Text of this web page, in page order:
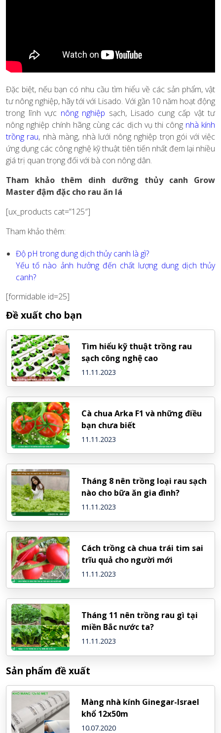
Đặc biệt, nếu bạn có nhu cầu tìm hiểu về các sản phẩm, vật
tư nông nghiệp, hãy tới với Lisado. Với gần 10 năm hoạt động
trong lĩnh vực nông nghiệp sạch, Lisado cung cấp vật tư
nông nghiệp chính hãng cùng các dịch vụ thi công nhà kính
trồng rau, nhà màng, nhà lưới nông nghiệp trọn gói với việc
ứng dụng các công nghệ kỹ thuật tiên tiến nhất đem lại nhiều
giá trị quan trọng đối với bà con nông dân.
Tham khảo thêm dinh dưỡng thủy canh Grow
Master đậm đặc cho rau ăn lá
[ux_products cat=”125″]
Tham khảo thêm:
Độ pH trong dung dịch thủy canh là gì?
Yếu tố nào ảnh hưởng đến chất lượng dung dịch thủy
canh?
[formidable id=25]
Đề xuất cho bạn
Tìm hiểu kỹ thuật trồng rau
sạch công nghệ cao
11.11.2023
Cà chua Arka F1 và những điều
bạn chưa biết
11.11.2023
Tháng 8 nên trồng loại rau sạch
nào cho bữa ăn gia đình?
11.11.2023
Cách trồng cà chua trái tim sai
trĩu quả cho người mới
11.11.2023
Tháng 11 nên trồng rau gì tại
miền Bắc nước ta?
11.11.2023
Sản phẩm đề xuất
Màng nhà kính Ginegar-Israel
khổ 12x50m
10.07.2020